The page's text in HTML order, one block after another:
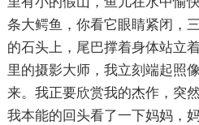
条大鳄鱼，你看它眼睛紧闭，
的石头上，尾巴撑着身体站立
里的摄影大师，我立刻端起照
来。我正要欣赏我的杰作，突
我本能的回头看了一下妈妈，